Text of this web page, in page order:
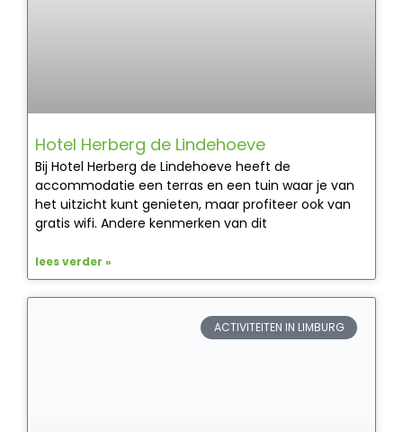
Hotel Herberg de Lindehoeve
Bij Hotel Herberg de Lindehoeve heeft de
accommodatie een terras en een tuin waar je van
het uitzicht kunt genieten, maar profiteer ook van
gratis wifi. Andere kenmerken van dit
lees verder »
ACTIVITEITEN IN LIMBURG